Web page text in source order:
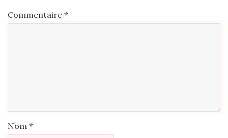
Commentaire *
Nom *